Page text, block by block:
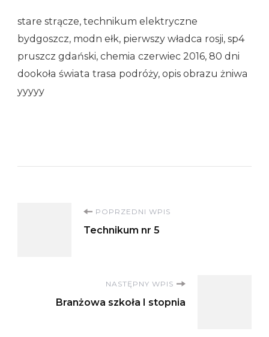
stare strącze, technikum elektryczne
bydgoszcz, modn ełk, pierwszy władca rosji, sp4
pruszcz gdański, chemia czerwiec 2016, 80 dni
dookoła świata trasa podróży, opis obrazu żniwa
yyyyy
Nawigacja
POPRZEDNI WPIS
Technikum nr 5
NASTĘPNY WPIS
Branżowa szkoła I stopnia